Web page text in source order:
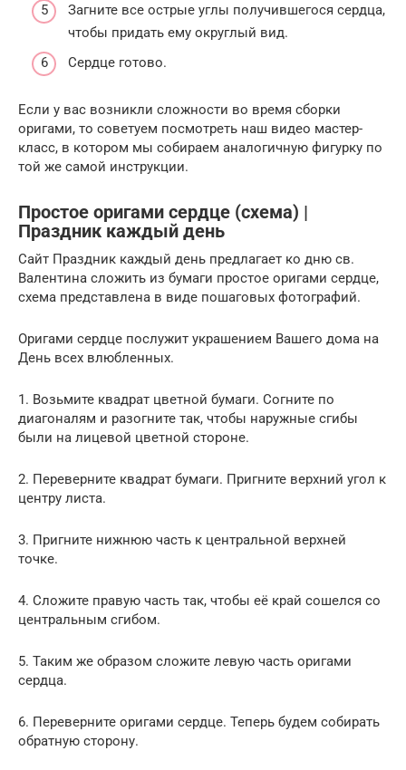
Загните все острые углы получившегося сердца,
чтобы придать ему округлый вид.
Сердце готово.
Если у вас возникли сложности во время сборки
оригами, то советуем посмотреть наш видео мастер-
класс, в котором мы собираем аналогичную фигурку по
той же самой инструкции.
Простое оригами сердце (схема) |
Праздник каждый день
Сайт Праздник каждый день предлагает ко дню св.
Валентина сложить из бумаги простое оригами сердце,
схема представлена в виде пошаговых фотографий.
Оригами сердце послужит украшением Вашего дома на
День всех влюбленных.
1. Возьмите квадрат цветной бумаги. Согните по
диагоналям и разогните так, чтобы наружные сгибы
были на лицевой цветной стороне.
2. Переверните квадрат бумаги. Пригните верхний угол к
центру листа.
3. Пригните нижнюю часть к центральной верхней
точке.
4. Сложите правую часть так, чтобы её край сошелся со
центральным сгибом.
5. Таким же образом сложите левую часть оригами
сердца.
6. Переверните оригами сердце. Теперь будем собирать
обратную сторону.